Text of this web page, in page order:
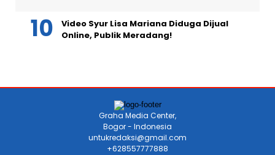
Video Syur Lisa Mariana Diduga Dijual
Online, Publik Meradang!
Graha Media Center,
Bogor - Indonesia
untukredaksi@gmail.com
+628557777888